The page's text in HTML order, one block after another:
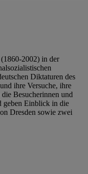
2002) in der
Diktaturen des
ihre Versuche, ihre
Besucherinnen und
geben Einblick in die
Dresden sowie zwei